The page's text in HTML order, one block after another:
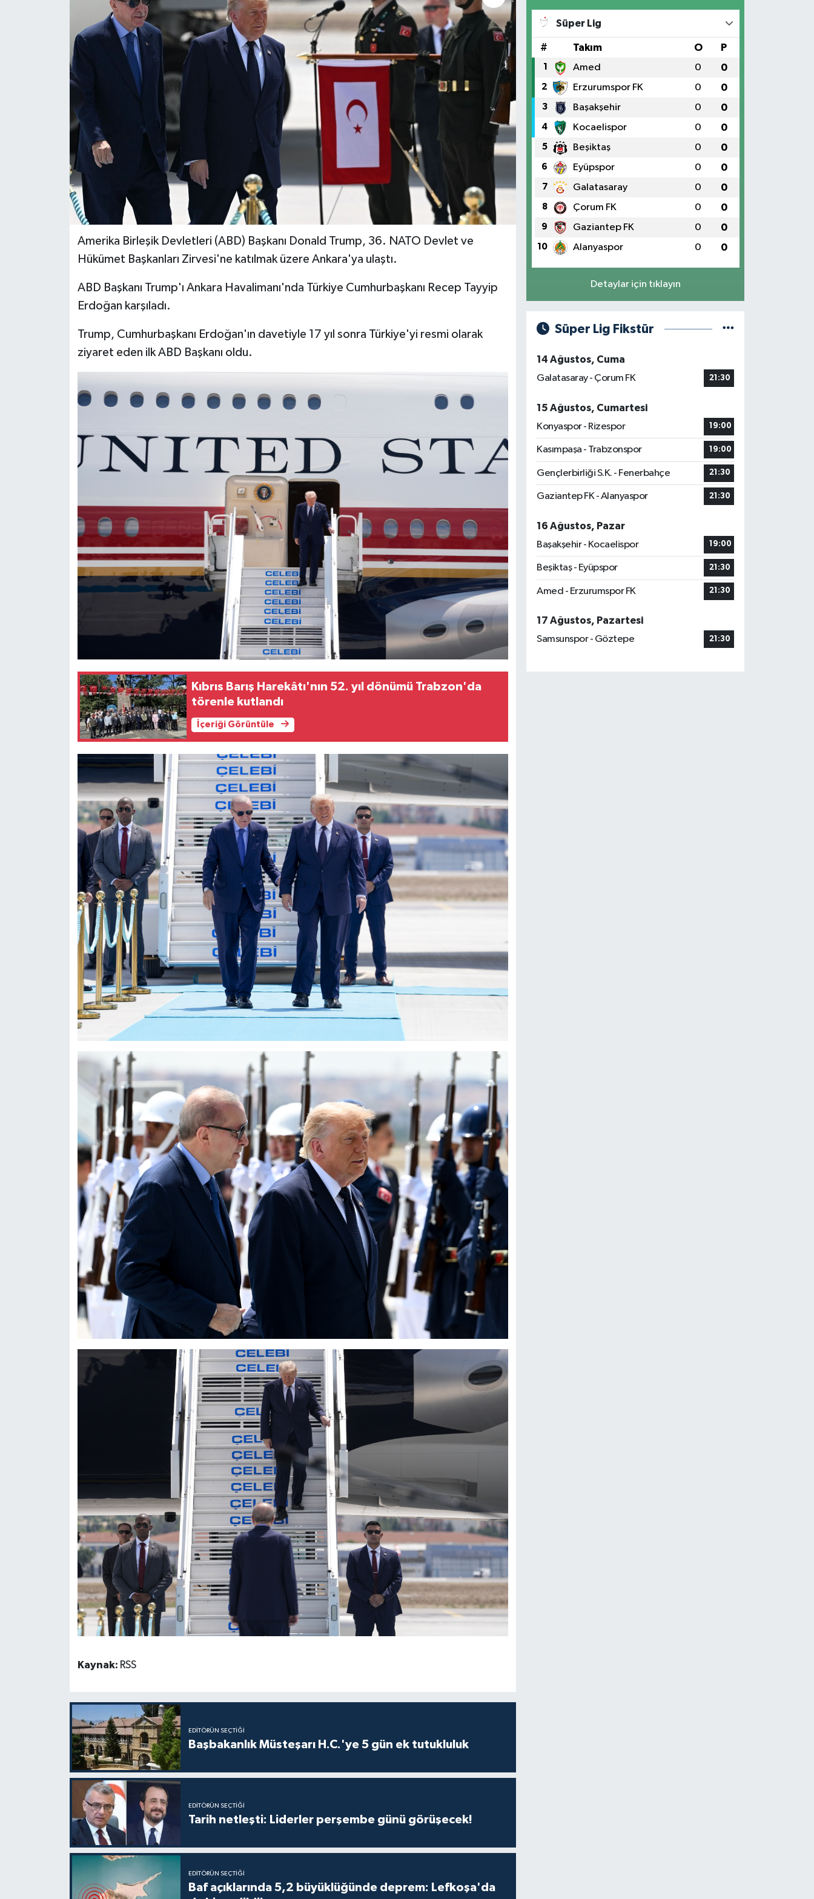
Amerika Birleşik Devletleri (ABD) Başkanı Donald Trump, 36.⁠ ⁠NATO Devlet ve
Hükümet Başkanları Zirvesi'ne katılmak üzere Ankara'ya ulaştı.
ABD Başkanı Trump'ı Ankara Havalimanı'nda Türkiye Cumhurbaşkanı Recep Tayyip
Erdoğan karşıladı.
Trump, Cumhurbaşkanı Erdoğan'ın davetiyle 17 yıl sonra Türkiye'yi resmi olarak
ziyaret eden ilk ABD Başkanı oldu.
Kıbrıs Barış Harekâtı'nın 52. yıl dönümü Trabzon'da
törenle kutlandı
İçeriği Görüntüle
Kaynak: RSS
EDITÖRÜN SEÇTIĞI
Başbakanlık Müsteşarı H.C.'ye 5 gün ek tutukluluk
EDITÖRÜN SEÇTIĞI
Tarih netleşti: Liderler perşembe günü görüşecek!
EDITÖRÜN SEÇTIĞI
Baf açıklarında 5,2 büyüklüğünde deprem: Lefkoşa'da
Süper Lig
# Takım O P
1 Amed 0 0
2 Erzurumspor FK 0 0
3 Başakşehir 0 0
4 Kocaelispor 0 0
5 Beşiktaş 0 0
6 Eyüpspor 0 0
7 Galatasaray 0 0
8 Çorum FK 0 0
9 Gaziantep FK 0 0
10 Alanyaspor 0 0
Detaylar için tıklayın
Süper Lig Fikstür
14 Ağustos, Cuma
Galatasaray - Çorum FK
21:30
15 Ağustos, Cumartesi
Konyaspor - Rizespor
19:00
Kasımpaşa - Trabzonspor 19:00
Gençlerbirliği S.K. - Fenerbahçe 21:30
Gaziantep FK - Alanyaspor 21:30
16 Ağustos, Pazar
Başakşehir - Kocaelispor
19:00
Beşiktaş - Eyüpspor 21:30
Amed - Erzurumspor FK 21:30
17 Ağustos, Pazartesi
Samsunspor - Göztepe
21:30
GAZİMAĞUSA
GÜNDEM
GÜNEY KIBRIS
İÇ HABERLER
KÜLTÜR SANAT
MAGAZİN
Nöbetçi Eczaneler
ÖZEL HABER
TEKNOLOJİ